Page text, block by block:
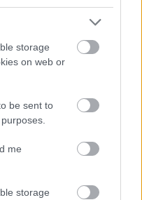
storage
on web or
be sent to
me
storage